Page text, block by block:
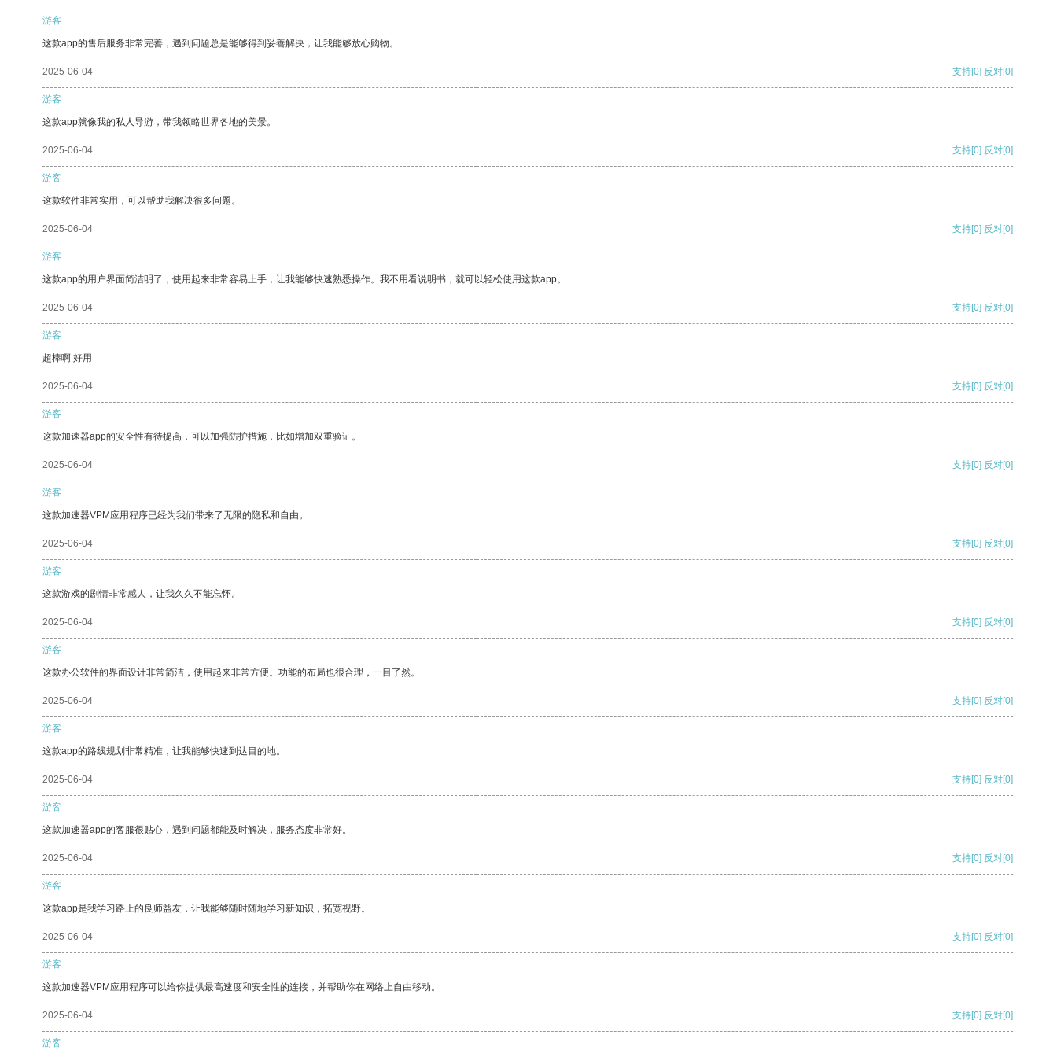
游客
这款app的售后服务非常完善，遇到问题总是能够得到妥善解决，让我能够放心购物。
2025-06-04 支持[0] 反对[0]
游客
这款app就像我的私人导游，带我领略世界各地的美景。
2025-06-04 支持[0] 反对[0]
游客
这款软件非常实用，可以帮助我解决很多问题。
2025-06-04 支持[0] 反对[0]
游客
这款app的用户界面简洁明了，使用起来非常容易上手，让我能够快速熟悉操作。我不用看说明书，就可以轻松使用这款app。
2025-06-04 支持[0] 反对[0]
游客
超棒啊 好用
2025-06-04 支持[0] 反对[0]
游客
这款加速器app的安全性有待提高，可以加强防护措施，比如增加双重验证。
2025-06-04 支持[0] 反对[0]
游客
这款加速器VPM应用程序已经为我们带来了无限的隐私和自由。
2025-06-04 支持[0] 反对[0]
游客
这款游戏的剧情非常感人，让我久久不能忘怀。
2025-06-04 支持[0] 反对[0]
游客
这款办公软件的界面设计非常简洁，使用起来非常方便。功能的布局也很合理，一目了然。
2025-06-04 支持[0] 反对[0]
游客
这款app的路线规划非常精准，让我能够快速到达目的地。
2025-06-04 支持[0] 反对[0]
游客
这款加速器app的客服很贴心，遇到问题都能及时解决，服务态度非常好。
2025-06-04 支持[0] 反对[0]
游客
这款app是我学习路上的良师益友，让我能够随时随地学习新知识，拓宽视野。
2025-06-04 支持[0] 反对[0]
游客
这款加速器VPM应用程序可以给你提供最高速度和安全性的连接，并帮助你在网络上自由移动。
2025-06-04 支持[0] 反对[0]
游客